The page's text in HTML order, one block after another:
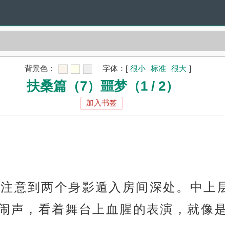
背景色： 字体： [ 很小 标准 很大 ]
扶桑篇（7）噩梦（1 / 2）
加入书签
意到两个身影遁入房间深处。中上
声，看着舞台上血腥的表演，就像